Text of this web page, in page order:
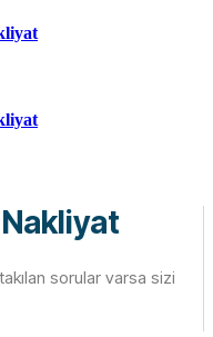
takılan sorular varsa sizi